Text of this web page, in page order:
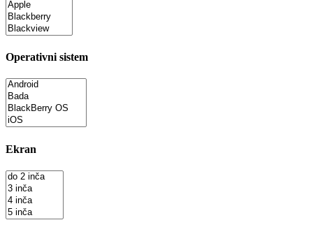
Operativni sistem
Ekran